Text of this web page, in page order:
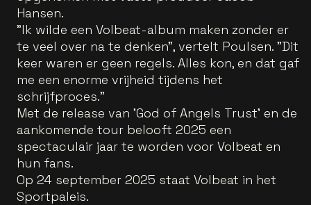
Hansen.
"Ik wilde een Volbeat-album maken zonder er
te veel over na te denken", vertelt Poulsen. "Dit
keer waren er geen regels. Alles kon, en dat gaf
me een enorme vrijheid tijdens het
schrijfproces."
Met de release van 'God of Angels Trust' en de
aankomende tour belooft 2025 een
spectaculair jaar te worden voor Volbeat en
hun fans.
Op 24 september 2025 staat Volbeat in het
Sportpaleis.